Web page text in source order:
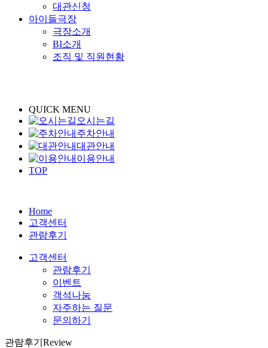
대관신청
아이들극장
극장소개
BI소개
조직 및 직원현황
QUICK MENU
오시는길
주차안내
대관안내
이용안내
TOP
Home
고객센터
관람후기
고객센터
관람후기
이벤트
객석나눔
자주하는 질문
문의하기
관람후기 Review